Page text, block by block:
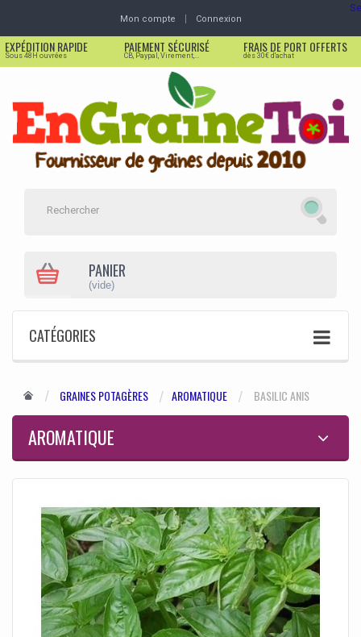
Mon compte Connexion
EXPÉDITION RAPIDE
Sous 48H ouvrées
PAIEMENT SÉCURISÉ
CB, Paypal, Virement,...
FRAIS DE PORT OFFERTS
dès 30€ d'achat
PANIER
(vide)
CATÉGORIES
GRAINES POTAGÈRES AROMATIQUE BASILIC ANIS
AROMATIQUE